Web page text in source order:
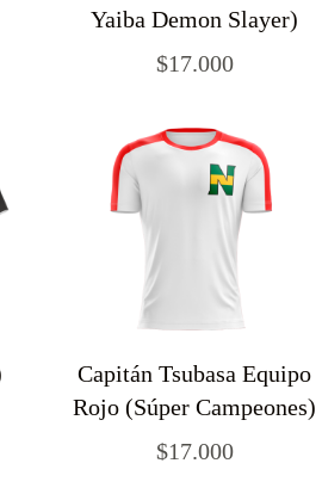
Yaiba Demon Slayer)
$17.000
Capitán Tsubasa Equipo
Rojo (Súper Campeones)
$17.000